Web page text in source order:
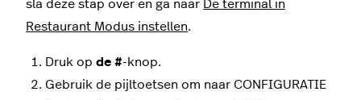
sla deze stap over en ga naar De terminal in
Restaurant Modus instellen.
Druk op de #-knop.
Gebruik de pijltoetsen om naar CONFIGURATIE